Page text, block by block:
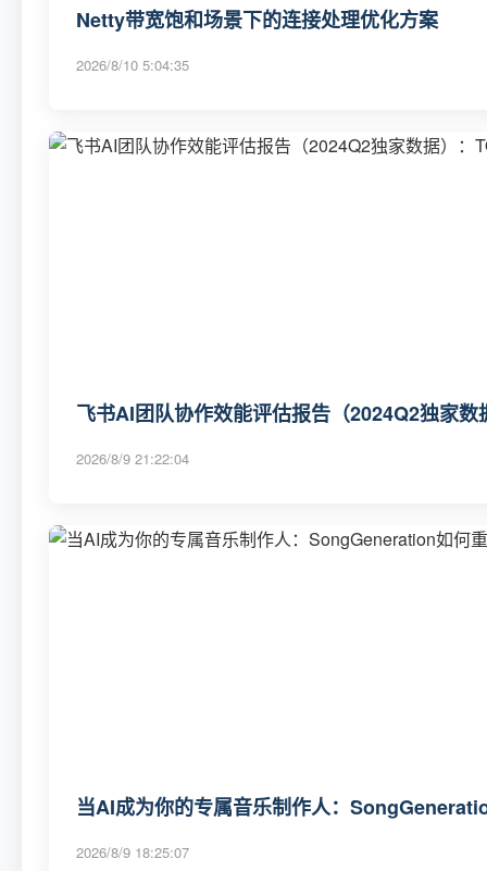
Netty带宽饱和场景下的连接处理优化方案
2026/8/10 5:04:35
飞书AI团队协作效能评估报告（2024Q2独家
2026/8/9 21:22:04
当AI成为你的专属音乐制作人：
2026/8/9 18:25:07